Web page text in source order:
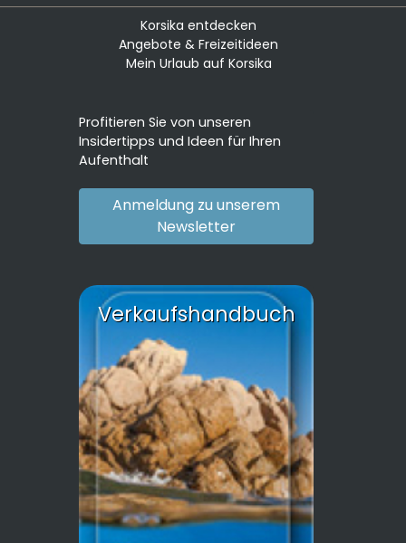
Korsika entdecken
Angebote & Freizeitideen
Mein Urlaub auf Korsika
Profitieren Sie von unseren
Insidertipps und Ideen für Ihren
Aufenthalt
Anmeldung zu unserem
Newsletter
Verkaufshandbuch